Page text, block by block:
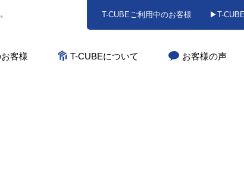
T-CUBEご利用中のお客様 ▶T-
客様 T-CUBEについて お客様の声